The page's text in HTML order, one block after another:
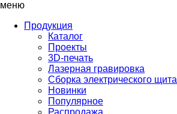
меню
Продукция
Каталог
Проекты
3D-печать
Лазерная гравировка
Сборка электрического щита
Новинки
Популярное
Распродажа